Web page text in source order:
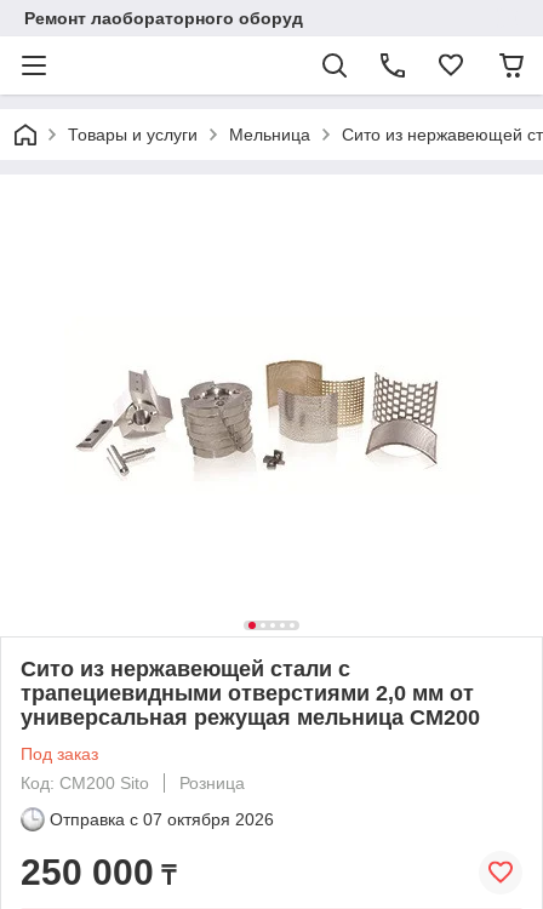
Ремонт лаобораторного оборуд
Товары и услуги Мельница Сито из нержавеющей
Сито из нержавеющей стали с
трапециевидными отверстиями 2,0 мм от
универсальная режущая мельница CM200
Под заказ
Код: CM200 Sito
Розница
Отправка с 07 октября 2026
250 000 ₸